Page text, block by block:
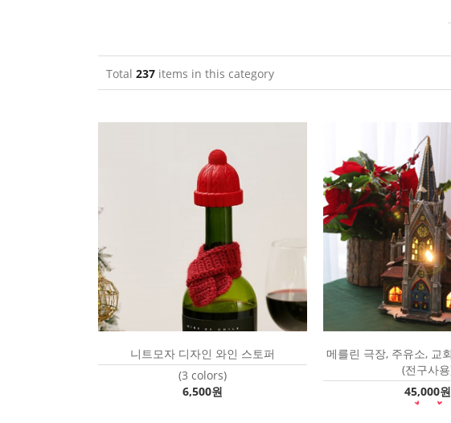
Total 237 items in this category
니트모자 디자인 와인 스토퍼
(3 colors)
6,500원
메를린 극장, 주유소, 교
(전구사
45,000원